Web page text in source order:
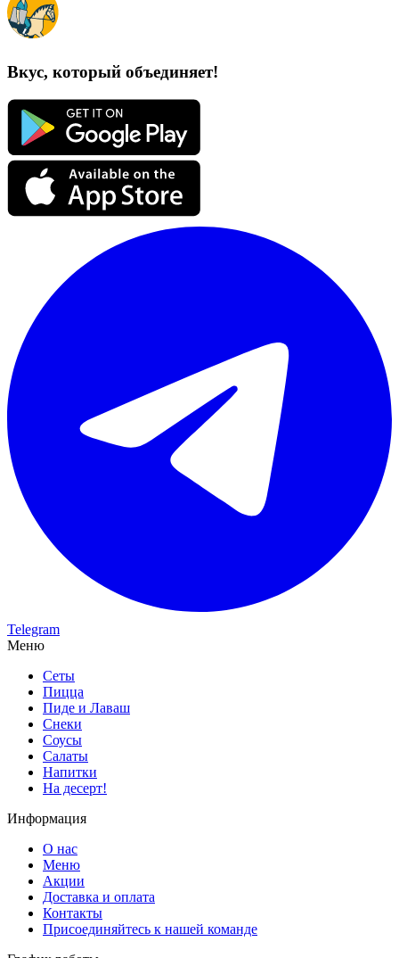
Вкус, который объединяет!
Telegram
Меню
Сеты
Пицца
Пиде и Лаваш
Снеки
Соусы
Салаты
Напитки
На десерт!
Информация
О нас
Меню
Акции
Доставка и оплата
Контакты
Присоединяйтесь к нашей команде